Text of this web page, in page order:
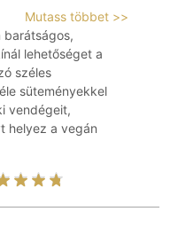
Mutass többet >>
barátságos,
lehetőséget a
széles
süteményekkel
vendégeit,
helyez a vegán